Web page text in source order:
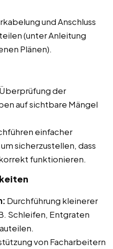
und Anschluss
(unter Anleitung
Plänen).
Überprüfung der
auf sichtbare Mängel
einfacher
sicherzustellen, dass
funktionieren.
Durchführung kleinerer
Schleifen, Entgraten
von Facharbeitern